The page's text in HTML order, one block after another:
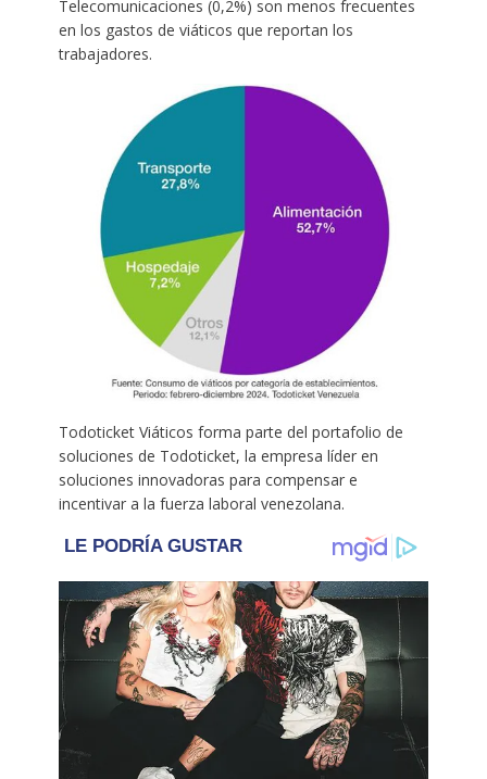
Telecomunicaciones (0,2%) son menos frecuentes
en los gastos de viáticos que reportan los
trabajadores.
Todoticket Viáticos forma parte del portafolio de
soluciones de Todoticket, la empresa líder en
soluciones innovadoras para compensar e
incentivar a la fuerza laboral venezolana.